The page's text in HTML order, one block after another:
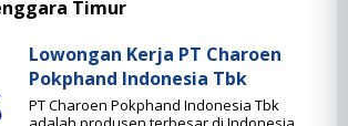
Timur
Lowongan Kerja PT Charoen
Pokphand Indonesia Tbk
PT Charoen Pokphand Indonesia Tbk